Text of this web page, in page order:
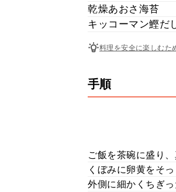
乾燥あおさ海苔
キッコーマン鰹だ
料理を安全に楽しむた
手順
ご飯を茶碗に盛り
くぼみに卵黄をそっ
外側に細かくちぎ